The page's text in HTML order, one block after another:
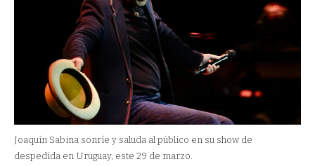
Joaquín Sabina sonríe y saluda al público en su show de
despedida en Uruguay, este 29 de marzo.